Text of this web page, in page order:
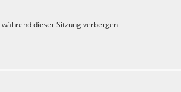
dieser Sitzung verbergen